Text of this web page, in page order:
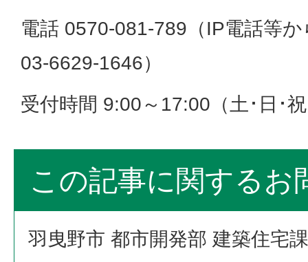
電話 0570-081-789（IP電話等
03-6629-1646）
受付時間 9:00～17:00（土･日･
この記事に関するお
羽曳野市 都市開発部 建築住宅課